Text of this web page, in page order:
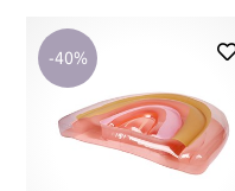
-40%